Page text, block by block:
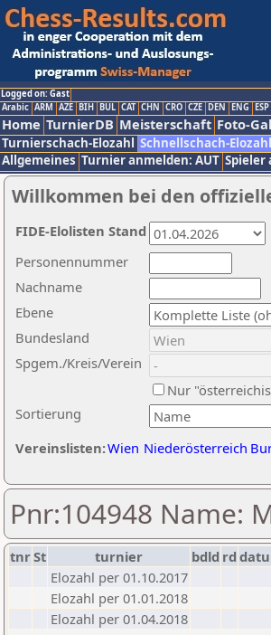
Logged on: Gast
Arabic ARM AZE BIH BUL CAT CHN CRO CZE DEN ENG ESP
Home TurnierDB Meisterschaft Foto-
Turnierschach-Elozahl Schnellschach-Elozahl
Allgemeines Turnier anmelden: AUT Spieler
Willkommen bei den
Nachname
Ebene
Sortierung
Personennummer
Bundesland
Spgem./Kreis/Verein
Nur
Vereinslisten:Wien Niederösterreich
FIDE-Elolisten Stand
Pnr:104948 Name:
tnrSt turnier bdld rd
Elozahl per 01.10.2017
Elozahl per 01.01.2018
Elozahl per 01.04.2018